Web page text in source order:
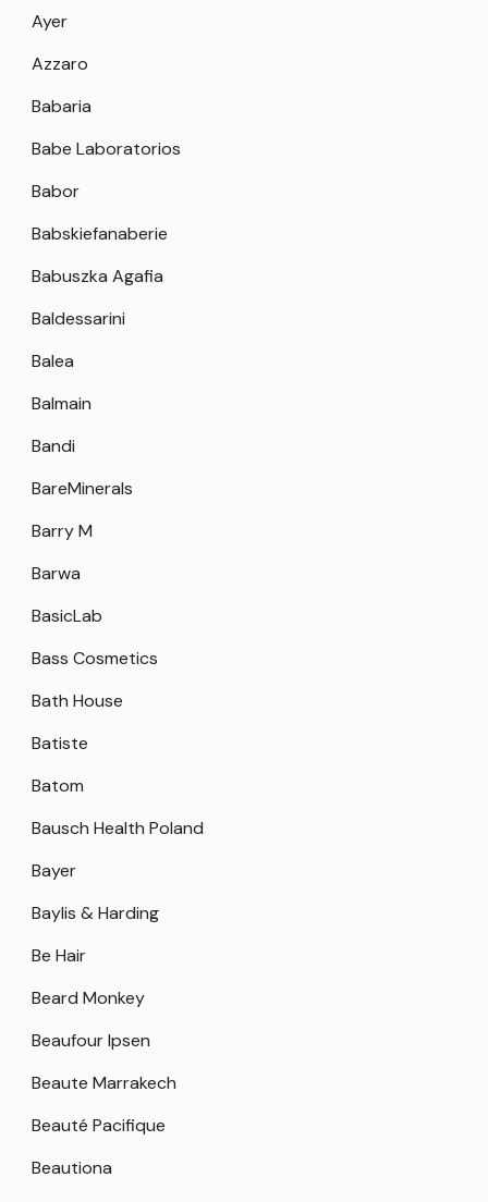
Ayer
Azzaro
Babaria
Babe Laboratorios
Babor
Babskiefanaberie
Babuszka Agafia
Baldessarini
Balea
Balmain
Bandi
BareMinerals
Barry M
Barwa
BasicLab
Bass Cosmetics
Bath House
Batiste
Batom
Bausch Health Poland
Bayer
Baylis & Harding
Be Hair
Beard Monkey
Beaufour Ipsen
Beaute Marrakech
Beauté Pacifique
Beautiona